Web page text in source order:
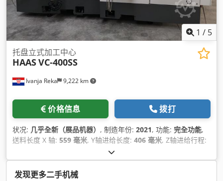
1 / 5
Ivanja Reka 9,222 km
托盘立式加工中心
HAASVC-400SS
价格信息 拨打
状况: 几乎全新（展品机器） , 制造年份: 2021, 功能: 完全功能,
送料长度 X 轴: 559 毫米, Y轴进给长度: 406 毫米, Z轴进给行程:
, 主轴速度（最大）:
刀库刀位数量:30,
发现更多二手机械